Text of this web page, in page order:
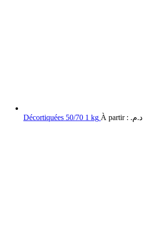
Décortiquées 50/70 1 kg À partir : د.م.